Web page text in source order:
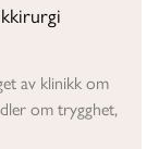
av klinikk om
om trygghet,